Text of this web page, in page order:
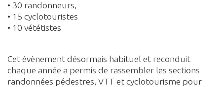
• 30 randonneurs,
• 15 cyclotouristes
• 10 vététistes
Cet évènement désormais habituel et reconduit
chaque année a permis de rassembler les sections
randonnées pédestres, VTT et cyclotourisme pour